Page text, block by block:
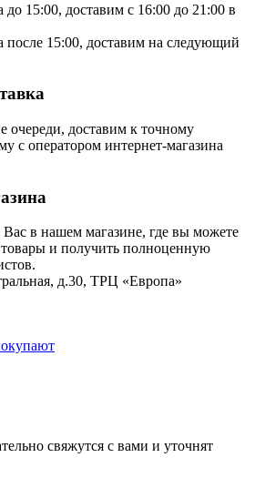
15:00, доставим с 16:00 до 21:00 в
после 15:00, доставим на следующий
очереди, доставим к точному
с оператором интернет-магазина
в нашем магазине, где вы можете
товары и получить полноценную
д.30, ТРЦ «Европа»
свяжутся с вами и уточнят